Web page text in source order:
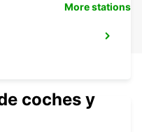
More stations
coches y